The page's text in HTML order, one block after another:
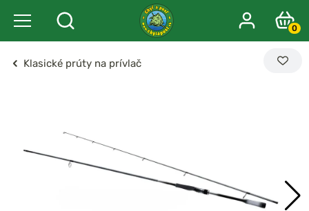
0
Klasické prúty na prívlač